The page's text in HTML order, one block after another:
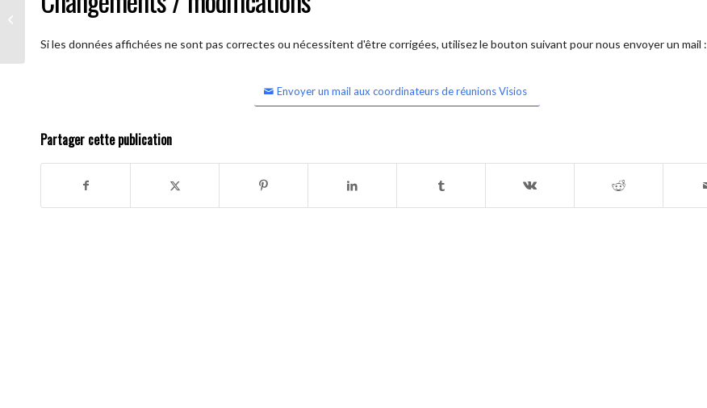
Si les données affichées ne sont pas correctes ou nécessitent d'être corrigées, utilisez le bouton suivant pour nous envoyer un mail :
Envoyer un mail aux coordinateurs de réunions Visios
Partager cette publication
AA Humilité (Le Langage Du Coeur)